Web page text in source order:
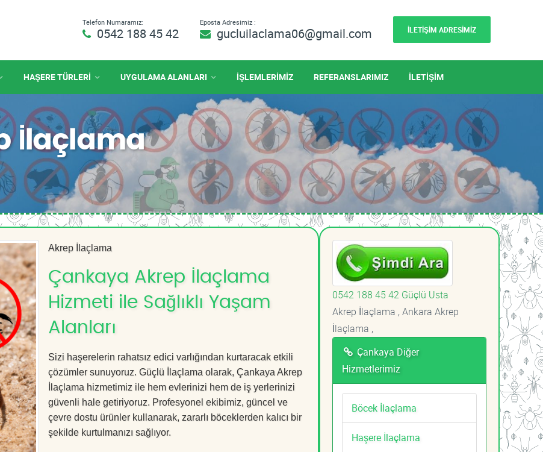
Telefon Numaramız:
0542 188 45 42
Eposta Adresimiz :
gucluilaclama06@gmail.com İLETİŞİM ADRESİMİZ
HAŞERE TÜRLERİ UYGULAMA ALANLARI İŞLEMLERİMİZ REFERANSLARIMIZ İLETİŞİM
İlaçlama
Akrep İlaçlama
Çankaya Akrep İlaçlama
Hizmeti ile Sağlıklı Yaşam
Alanları
Sizi haşerelerin rahatsız edici varlığından kurtaracak etkili
çözümler sunuyoruz. Güçlü İlaçlama olarak, Çankaya Akrep
İlaçlama hizmetimiz ile hem evlerinizi hem de iş yerlerinizi
güvenli hale getiriyoruz. Profesyonel ekibimiz, güncel ve
çevre dostu ürünler kullanarak, zararlı böceklerden kalıcı bir
şekilde kurtulmanızı sağlıyor.
0542 188 45 42 Güçlü Usta
Akrep İlaçlama , Ankara Akrep
İlaçlama ,
Çankaya Diğer
Hizmetlerimiz
Böcek İlaçlama
Haşere İlaçlama